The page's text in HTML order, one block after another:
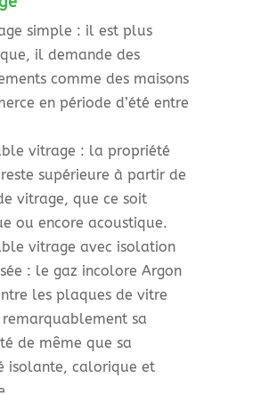
simple : il est plus
il demande des
comme des maisons
en période d’été entre
vitrage : la propriété
supérieure à partir de
vitrage, que ce soit
ou encore acoustique.
vitrage avec isolation
: le gaz incolore Argon
les plaques de vitre
remarquablement sa
de même que sa
isolante, calorique et